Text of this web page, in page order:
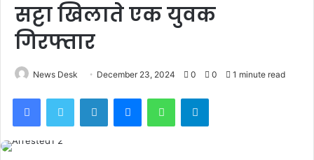
सट्टा खिलाते एक युवक
गिरफ्तार
News Desk December 23, 2024 0 0 1 minute read